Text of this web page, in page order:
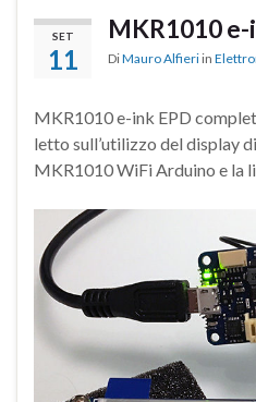
SET
11
MKR1010
DiMauro Alfieri in
MKR1010 e-ink EPD
letto sull’utilizzo del display
MKR1010 WiFi Arduino e la